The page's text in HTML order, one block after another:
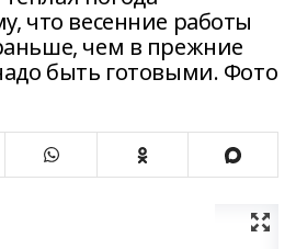
что весенние работы
чем в прежние
быть готовыми. Фото